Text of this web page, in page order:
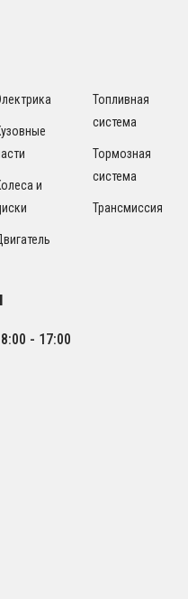
и
Топливная
система
Тормозная
система
Трансмиссия
- 17:00